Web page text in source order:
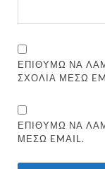
ΕΠΙΘΥΜΏ ΝΑ
ΣΧΌΛΙΑ ΜΈΣΩ
ΕΠΙΘΥΜΏ ΝΑ
ΜΈΣΩ EMAIL.